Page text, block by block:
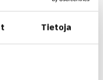
Tietoja